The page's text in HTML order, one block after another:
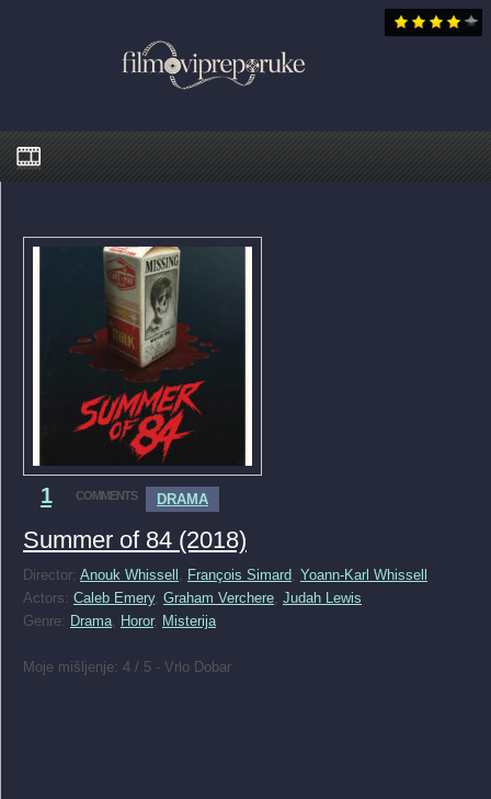
1 COMMENTS DRAMA
Summer of 84 (2018)
Director: Anouk Whissell François Simard Yoann-Karl Whissell
Actors: Caleb Emery, Graham Verchere Judah Lewis
Genre: Drama Horor, Misterija
Moje mišljenje: 4 / 5 - Vrlo Dobar